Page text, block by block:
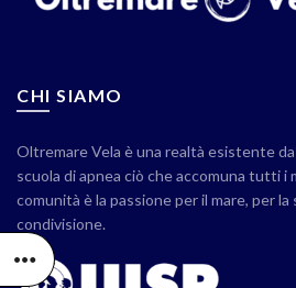
CHI SIAMO
Oltremare Vela è una realtà esistente da
scuola di apnea ciò che accomuna tutti i
comunità è la passione per il mare, per la
condivisione.